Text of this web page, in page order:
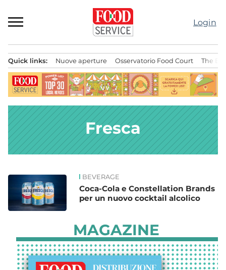
al
contenuto
Login
principale
Quick links: Nuove aperture Osservatorio Food Court The
Fresca
News BEVERAGE
Coca-Cola e Constellation Brands
per un nuovo cocktail alcolico
MAGAZINE